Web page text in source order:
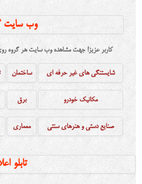
وب سایت
کاربر عزیز! جهت مشاهده وب سایت هر گروه
شایستنگی های غیر حرفه ای ساختمان
مکانیک خودرو برق
صنایع دستی و هنرهای سنتی معماری
تابلو